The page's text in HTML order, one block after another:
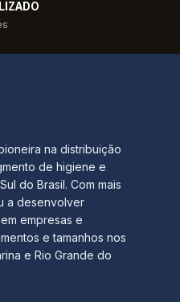
na distribuição
de higiene e
do Brasil. Com mais
a desenvolver
empresas e
e tamanhos nos
e Rio Grande do